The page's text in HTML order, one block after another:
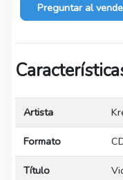
Preguntar al
Artista
Formato
Título